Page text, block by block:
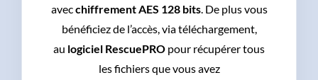
avecchiffrement AES 128 bits. De plus vous
bénéficiez de l’accès, via téléchargement,
au logiciel RescuePRO pour récupérer tous
les fichiers que vous avez